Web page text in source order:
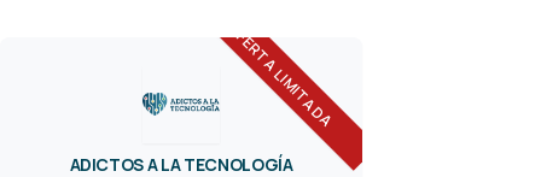
OFERTA LIMITADA
ADICTOS A LA TECNOLOGÍA